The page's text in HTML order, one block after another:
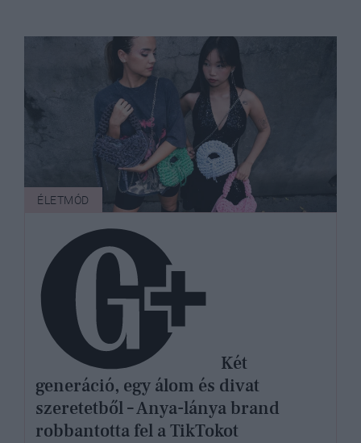
ÉLETMÓD
Két
generáció, egy álom és divat
szeretetből – Anya-lánya brand
robbantotta fel a TikTokot